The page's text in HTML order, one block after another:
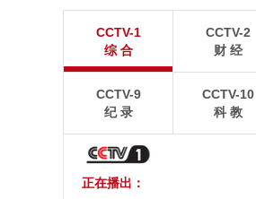
炎炎夏日，暑期旅游热度持续攀升。人们亲近山水，
拥抱自然，在旅途中放松身心、增长见识。
CCTV-1
综 合
CCTV-2
财 经
CCTV-9
纪 录
CCTV-10
科 教
正在播出：